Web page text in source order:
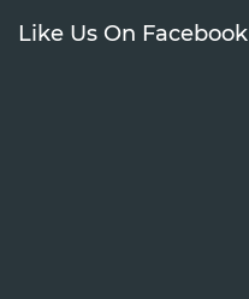
Like Us On Facebook